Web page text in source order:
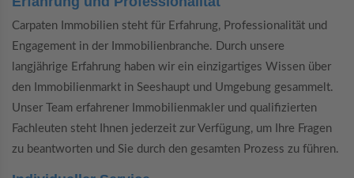
Carpaten Immobilien steht für Erfahrung, Professionalität und
Engagement in der Immobilienbranche. Durch unsere
langjährige Erfahrung haben wir ein einzigartiges Wissen über
den Immobilienmarkt in Seeshaupt und Umgebung gesammelt.
Unser Team erfahrener Immobilienmakler und qualifizierten
Fachleuten steht Ihnen jederzeit zur Verfügung, um Ihre Fragen
zu beantworten und Sie durch den gesamten Prozess zu führen.